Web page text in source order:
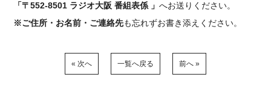
「〒552-8501 ラジオ大阪 番組表係 」へお送りください。
※ご住所・お名前・ご連絡先も忘れずお書き添えください。
« 次へ 一覧へ戻る 前へ »